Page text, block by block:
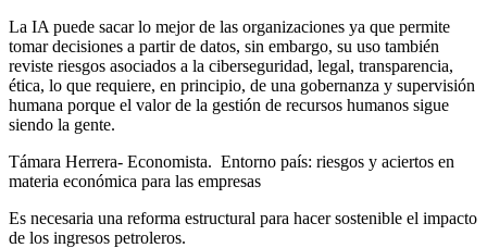
La IA puede sacar lo mejor de las organizaciones ya que permite
tomar decisiones a partir de datos, sin embargo, su uso también
reviste riesgos asociados a la ciberseguridad, legal, transparencia,
ética, lo que requiere, en principio, de una gobernanza y supervisión
humana porque el valor de la gestión de recursos humanos sigue
siendo la gente.
Támara Herrera- Economista. Entorno país: riesgos y aciertos en
materia económica para las empresas
Es necesaria una reforma estructural para hacer sostenible el impacto
de los ingresos petroleros.